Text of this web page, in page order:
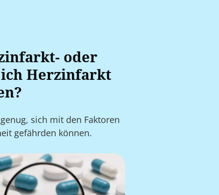
oder
ich Herzinfarkt
sich mit den Faktoren
gefährden können.